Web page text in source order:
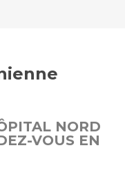
ou de radiologie
NORD
VOUS EN